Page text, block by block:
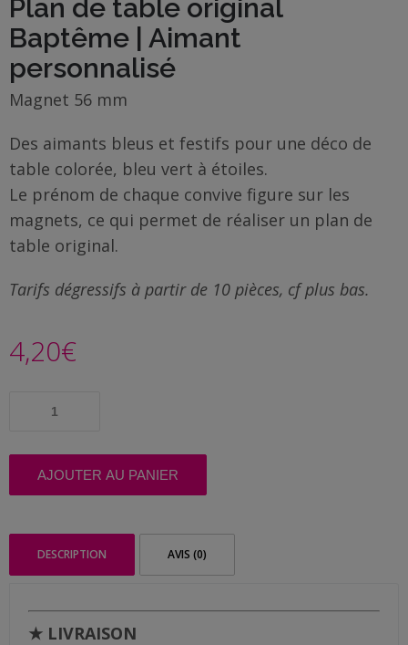
Plan de table original
Baptême | Aimant
personnalisé
Magnet 56 mm
Des aimants bleus et festifs pour une déco de
table colorée, bleu vert à étoiles.
Le prénom de chaque convive figure sur les
magnets, ce qui permet de réaliser un plan de
table original.
Tarifs dégressifs à partir de 10 pièces, cf plus bas.
4,20€
de
table
personnalisé
AJOUTER AU PANIER
DESCRIPTION AVIS (0)
★ LIVRAISON
Maîtresses
/ Nounou /
Crèche
Famille
Messages
rigolos
/
ACTU
Contact
Demande
de devis
contacter